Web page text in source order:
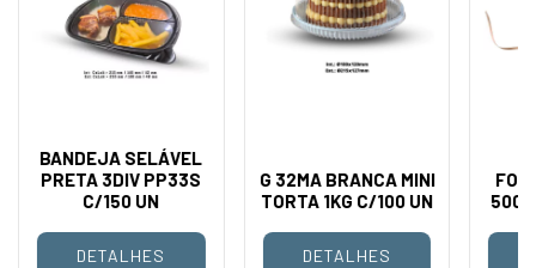
BANDEJA SELÁVEL
PRETA 3DIV PP33S
C/150 UN
DETALHES
G 32MA BRANCA MINI
TORTA 1KG C/100 UN
DETALHES
500